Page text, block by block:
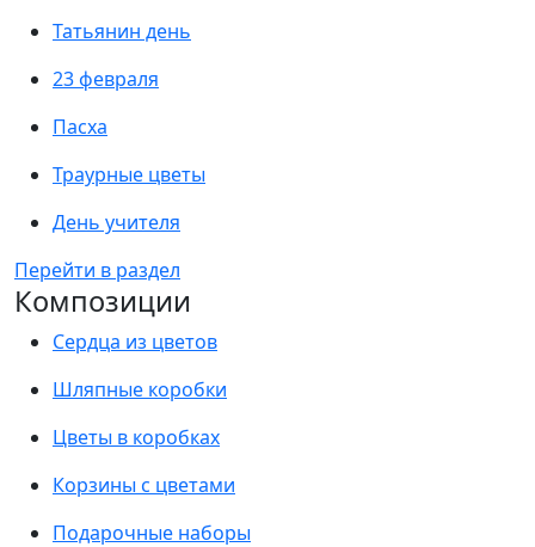
Татьянин день
23 февраля
Пасха
Траурные цветы
День учителя
Перейти в раздел
Композиции
Сердца из цветов
Шляпные коробки
Цветы в коробках
Корзины с цветами
Подарочные наборы